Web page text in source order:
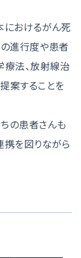
におけるがん死
進行度や患者
療法、放射線治
案することを
の患者さんも
携を図りながら